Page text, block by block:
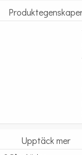
Upptäck mer